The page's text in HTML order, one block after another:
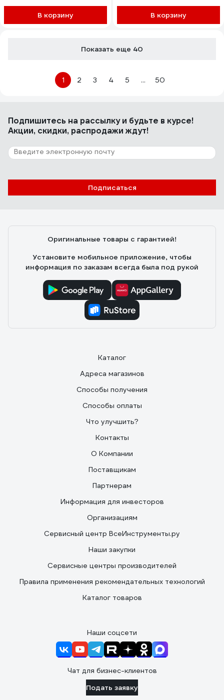
кг ЖКОЖАКИРПГ0200
В корзину
RAL 7040 (10 кг + 1 кг
отвердитель)
В корзину
Показать еще 40
1 2 3 4 5 ... 50
Подпишитесь на рассылкуи будьте в курсе!
Акции, скидки, распродажи ждут!
Подписаться
Оригинальные товары с гарантией!
Установите мобильное приложение, чтобы
информация по заказам всегда была под рукой
Каталог
Адреса магазинов
Способы получения
Способы оплаты
Что улучшить?
Контакты
О Компании
Поставщикам
Партнерам
Информация для инвесторов
Организациям
Сервисный центр ВсеИнструменты.ру
Наши закупки
Сервисные центры производителей
Правила применения рекомендательных технологий
Каталог товаров
Наши соцсети
Чат для бизнес-клиентов
Подать заявку